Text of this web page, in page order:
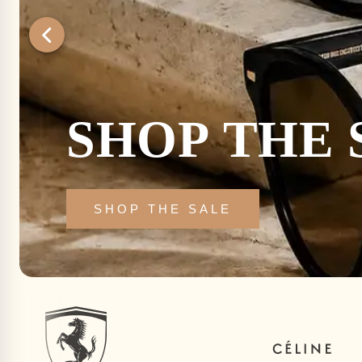
SHOP THE
SHOP THE SALE